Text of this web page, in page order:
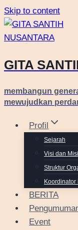
Skip to content
GITA
membangun
mewujudkan
Profil
Sejarah
Visi dan Misi
Struktur
Koordinator
BERITA
Event